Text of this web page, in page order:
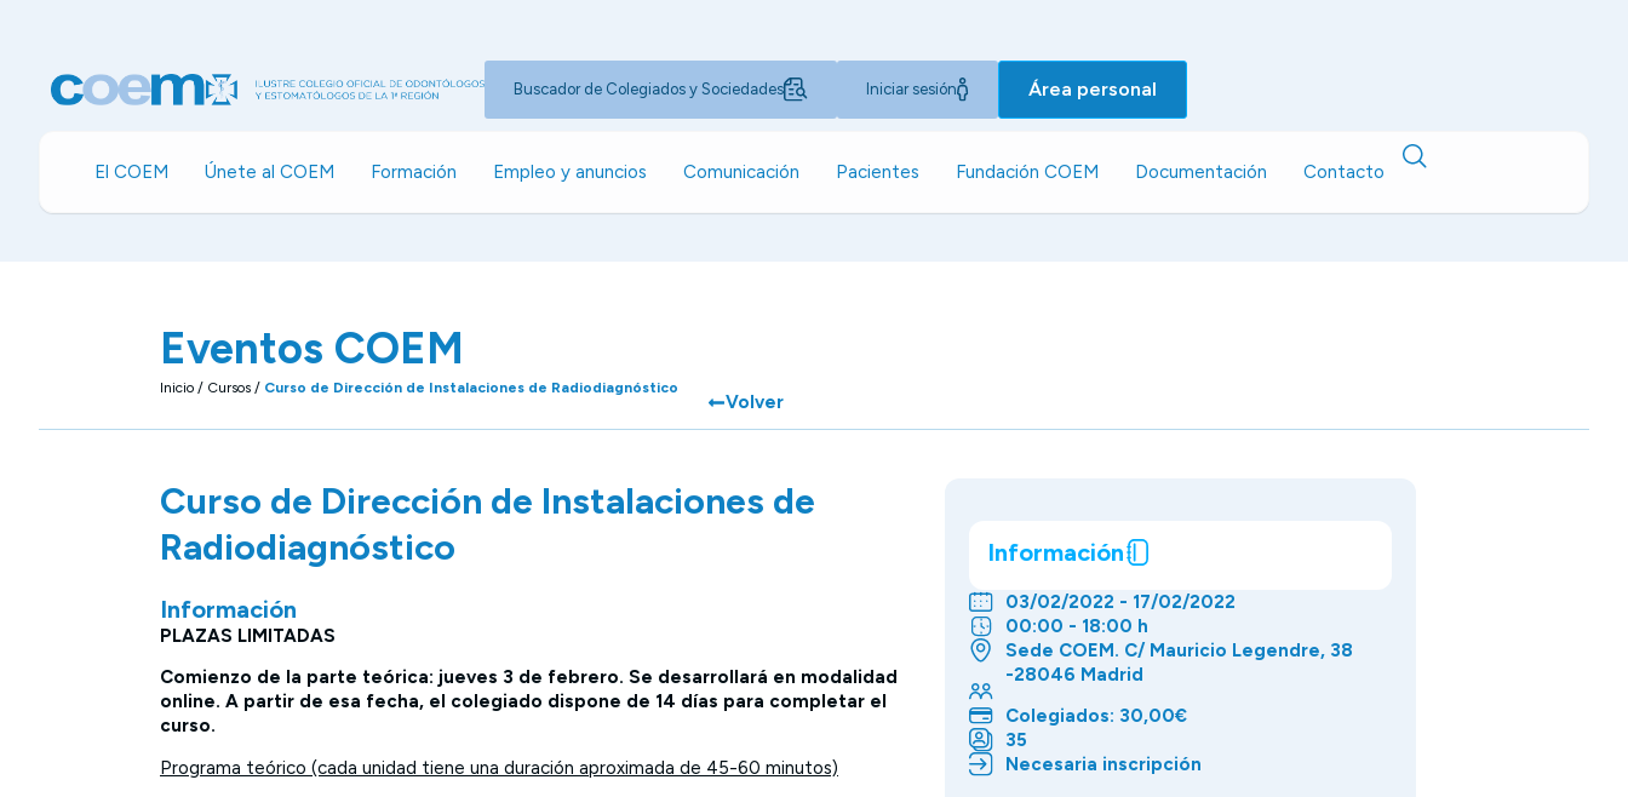
Buscador de Colegiados y Sociedades Iniciar sesión Área personal
El COEM Únete al COEM Formación Empleo y anuncios Comunicación Pacientes Fundación COEM Documentación Contacto
Eventos COEM
Inicio / Cursos / Curso de Dirección de Instalaciones de Radiodiagnóstico
Volver
Curso de Dirección de Instalaciones de
Radiodiagnóstico
Información
PLAZAS LIMITADAS
Comienzo de la parte teórica: jueves 3 de febrero. Se desarrollará en modalidad
online. A partir de esa fecha, el colegiado dispone de 14 días para completar el
curso.
Programa teórico (cada unidad tiene una duración aproximada de 45-60 minutos)
Información
03/02/2022 - 17/02/2022
00:00 - 18:00 h
Sede COEM. C/ Mauricio Legendre, 38
-28046 Madrid
Colegiados: 30,00€
35
Necesaria inscripción